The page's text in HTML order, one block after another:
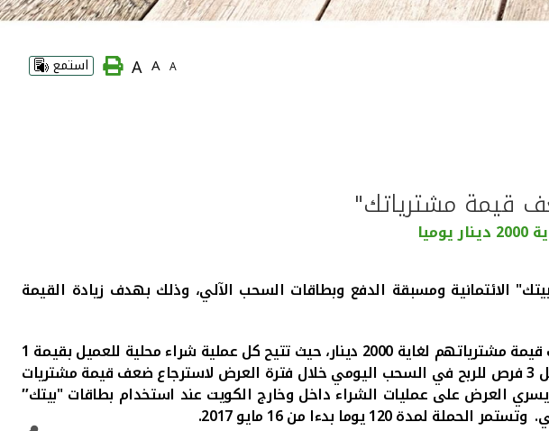
A
A
A استمع
قيمة مشترياتك"
الائتمانية ومسبقة الدفع وبطاقات السحب الآلي، وذلك بهدف زيادة القيمة
لغاية 2000 دينار،
حيث تتيح كل عملية شراء محلية للعميل بقيمة 1
دينار فرصة للدخول في السحب اليومي، فيما تتيح كل عملية شراء بقيمة دينار واحد خارج الكويت للعميل 3 فرص للربح في السحب اليومي خلال فترة العرض لاسترجاع ضعف قيمة مشتريات
حيث يسري العرض على عمليات الشراء داخل وخارج الكويت عند استخدام بطاقات "بيتك″
يوما بدءا من 16 مايو 2017.